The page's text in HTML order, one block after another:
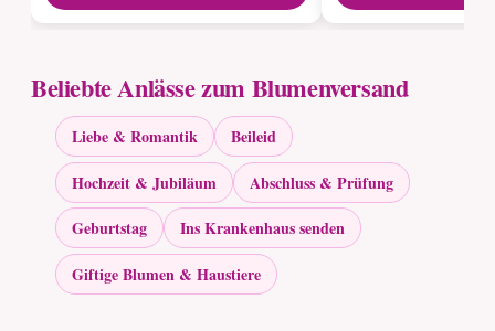
Beliebte Anlässe zum Blumenversand
Liebe & Romantik
Beileid
Hochzeit & Jubiläum
Abschluss & Prüfung
Geburtstag
Ins Krankenhaus senden
Giftige Blumen & Haustiere